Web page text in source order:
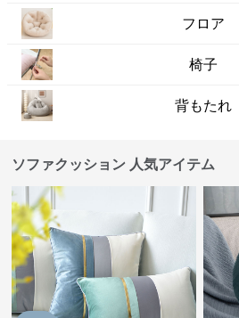
フロア
椅子
背もたれ
ソファクッション 人気アイテム